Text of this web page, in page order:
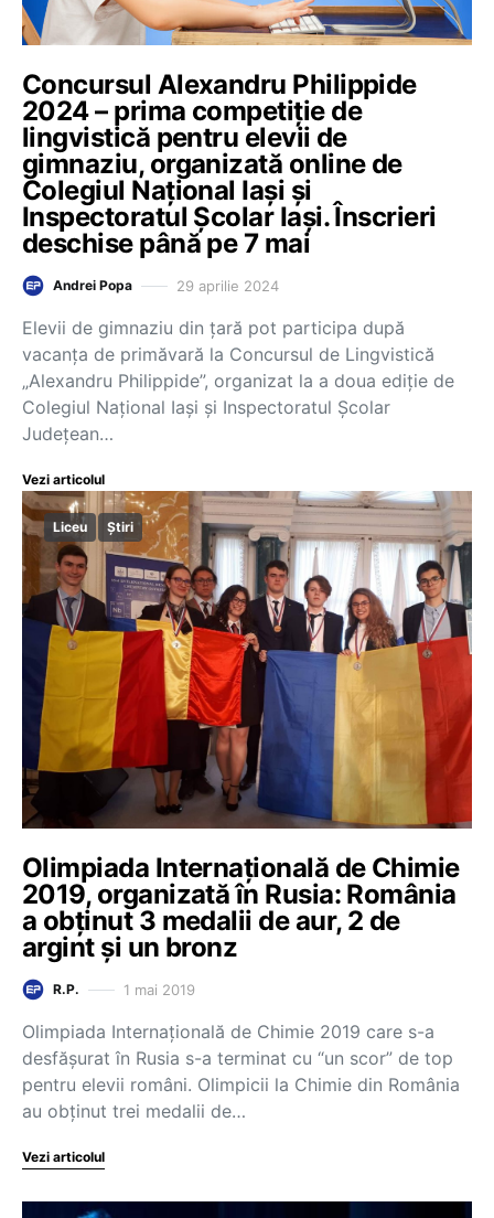
Concursul Alexandru Philippide
2024 – prima competiție de
lingvistică pentru elevii de
gimnaziu, organizată online de
Colegiul Național Iași și
Inspectoratul Școlar Iași. Înscrieri
deschise până pe 7 mai
Andrei Popa 29 aprilie 2024
Elevii de gimnaziu din țară pot participa după
vacanța de primăvară la Concursul de Lingvistică
„Alexandru Philippide”, organizat la a doua ediție de
Colegiul Național Iași și Inspectoratul Școlar
Județean…
Vezi articolul
Liceu Știri
Olimpiada Internațională de Chimie
2019, organizată în Rusia: România
a obținut 3 medalii de aur, 2 de
argint și un bronz
R.P. 1 mai 2019
Olimpiada Internațională de Chimie 2019 care s-a
desfășurat în Rusia s-a terminat cu “un scor” de top
pentru elevii români. Olimpicii la Chimie din România
au obținut trei medalii de…
Vezi articolul